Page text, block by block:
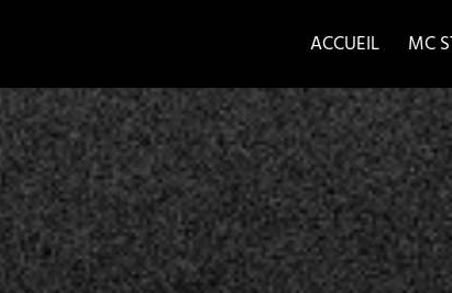
ACCUEIL MC